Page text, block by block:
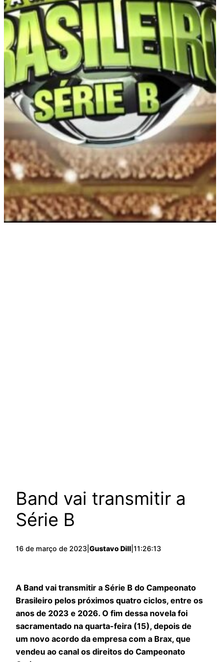
Band vai transmitir a
Série B
16 de março de 2023 Gustavo Dill 11:26:13
A Band vai transmitir a Série B do Campeonato
Brasileiro pelos próximos quatro ciclos, entre os
anos de 2023 e 2026. O fim dessa novela foi
sacramentado na quarta-feira (15), depois de
um novo acordo da empresa com a Brax, que
vendeu ao canal os direitos do Campeonato